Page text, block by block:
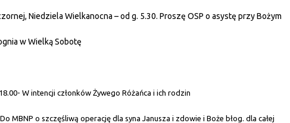
Niedziela Wielkanocna – od g. 5.30. Proszę OSP o asystę przy Bożym
w Wielką Sobotę
W intencji członków Żywego Różańca i ich rodzin
MBNP o szczęśliwą operację dla syna Janusza i zdowie i Boże błog. dla całej